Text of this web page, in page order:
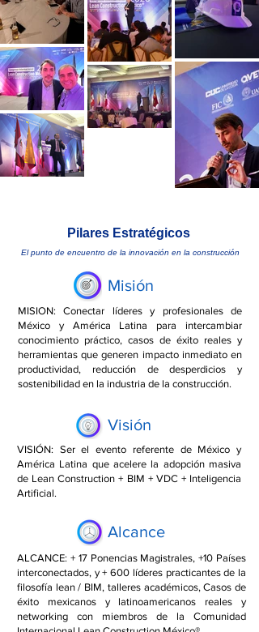
Pilares Estratégicos
El punto de encuentro de la innovación en la construcción
Misión
MISION: Conectar líderes y profesionales de
México y América Latina para intercambiar
conocimiento práctico, casos de éxito reales y
herramientas que generen impacto inmediato en
productividad, reducción de desperdicios y
sostenibilidad en la industria de la construcción.
Visión
VISIÓN: Ser el evento referente de México y
América Latina que acelere la adopción masiva
de Lean Construction + BIM + VDC + Inteligencia
Artificial.
Alcance
ALCANCE: + 17 Ponencias Magistrales, +10 Países
interconectados, y + 600 líderes practicantes de la
filosofía lean / BIM, talleres académicos, Casos de
éxito mexicanos y latinoamericanos reales y
networking con miembros de la Comunidad